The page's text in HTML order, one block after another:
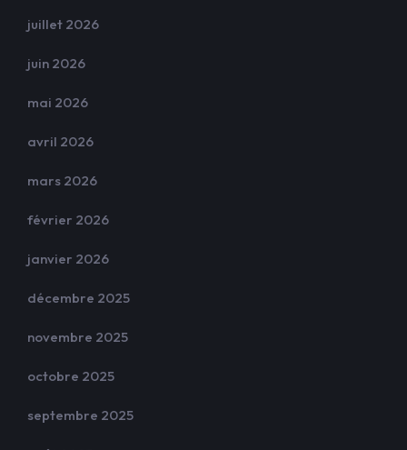
juillet 2026
juin 2026
mai 2026
avril 2026
mars 2026
février 2026
janvier 2026
décembre 2025
novembre 2025
octobre 2025
septembre 2025